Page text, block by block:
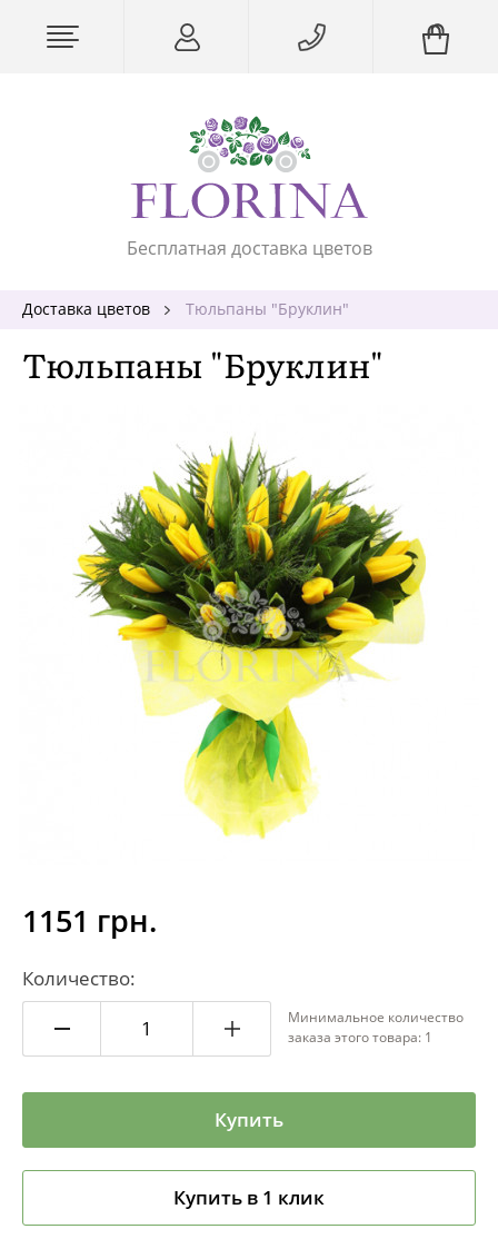
Бесплатная доставка цветов
Доставка цветов Тюльпаны "Бруклин"
Тюльпаны "Бруклин"
1151 грн.
Количество:
Минимальное количество
заказа этого товара: 1
Купить
Купить в 1 клик